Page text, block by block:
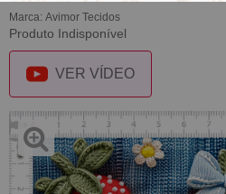
Marca: Avimor Tecidos
Produto Indisponível
VER VÍDEO